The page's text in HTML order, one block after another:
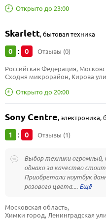
Открыто до 23:00
Skarlett,бытовая техника
0 : 0 Отзывы (0)
Открыто до 20:00
Российская Федерация,
Сходня микрорайон, Кирова
Sony Centre,электроника,
1 : 0 Отзывы (1)
Выбор техники огромный,
однако за качество
Приобретали ноутбук
розового цвета....
Московская область,
Химки город, Ленинградская